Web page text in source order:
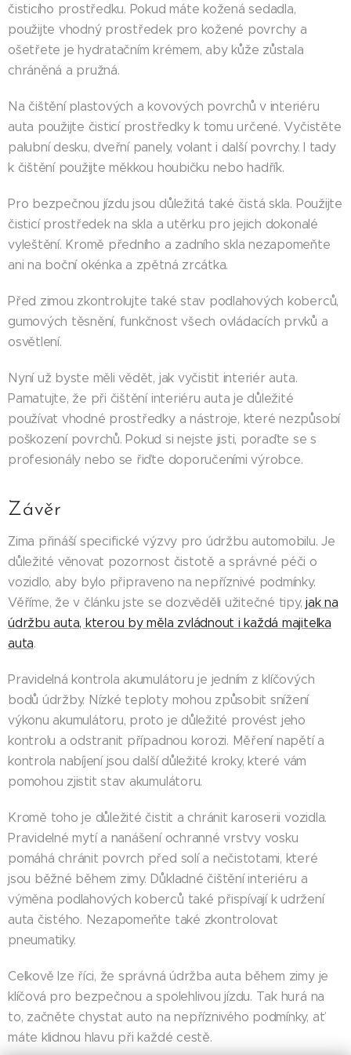
čisticího prostředku. Pokud máte kožená sedadla,
použijte vhodný prostředek pro kožené povrchy a
ošetřete je hydratačním krémem, aby kůže zůstala
chráněná a pružná.
Na čištění plastových a kovových povrchů v interiéru
auta použijte čisticí prostředky k tomu určené. Vyčistěte
palubní desku, dveřní panely, volant i další povrchy. I tady
k čištění použijte měkkou houbičku nebo hadřík.
Pro bezpečnou jízdu jsou důležitá také čistá skla. Použijte
čisticí prostředek na skla a utěrku pro jejich dokonalé
vyleštění. Kromě předního a zadního skla nezapomeňte
ani na boční okénka a zpětná zrcátka.
Před zimou zkontrolujte také stav podlahových koberců,
gumových těsnění, funkčnost všech ovládacích prvků a
osvětlení.
Nyní už byste měli vědět, jak vyčistit interiér auta.
Pamatujte, že při čištění interiéru auta je důležité
používat vhodné prostředky a nástroje, které nezpůsobí
poškození povrchů. Pokud si nejste jisti, poraďte se s
profesionály nebo se řiďte doporučeními výrobce.
Závěr
Zima přináší specifické výzvy pro údržbu automobilu. Je
důležité věnovat pozornost čistotě a správné péči o
vozidlo, aby bylo připraveno na nepříznivé podmínky.
Věříme, že v článku jste se dozvěděli užitečné tipy,jak na
údržbu auta, kterou by měla zvládnout i každá majitelka
auta.
Pravidelná kontrola akumulátoru je jedním z klíčových
bodů údržby. Nízké teploty mohou způsobit snížení
výkonu akumulátoru, proto je důležité provést jeho
kontrolu a odstranit případnou korozi. Měření napětí a
kontrola nabíjení jsou další důležité kroky, které vám
pomohou zjistit stav akumulátoru.
Kromě toho je důležité čistit a chránit karoserii vozidla.
Pravidelné mytí a nanášení ochranné vrstvy vosku
pomáhá chránit povrch před solí a nečistotami, které
jsou běžné během zimy. Důkladné čištění interiéru a
výměna podlahových koberců také přispívají k udržení
auta čistého. Nezapomeňte také zkontrolovat
pneumatiky.
Celkově lze říci, že správná údržba auta během zimy je
klíčová pro bezpečnou a spolehlivou jízdu. Tak hurá na
to, začněte chystat auto na nepříznivého podmínky, ať
máte klidnou hlavu při každé cestě.